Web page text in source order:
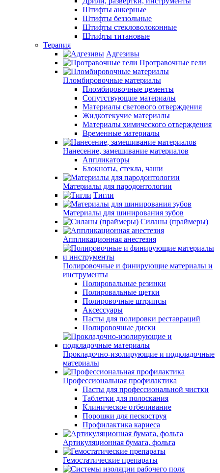
Штифты анкерные
Штифты беззольные
Штифты стекловолоконные
Штифты титановые
Терапия
Адгезивы
Протравочные гели
Пломбировочные материалы
Пломбировочные цементы
Сопутствующие материалы
Материалы светового отверждения
Жидкотекучие материалы
Материалы химического отверждения
Временные материалы
Нанесение, замешивание материалов
Аппликаторы
Блокноты, стекла, чаши
Материалы для пародонтологии
Тигли
Материалы для шинирования зубов
Силаны (праймеры)
Аппликационная анестезия
Полировочные и финирующие материалы и
инструменты
Полировальные резинки
Полировальные щетки
Полировочные штрипсы
Аксессуары
Пасты для полировки реставраций
Полировочные диски
Прокладочно-изолирующие и подкладочные
материалы
Профессиональная профилактика
Пасты для профессиональной чистки
Таблетки для полоскания
Клиническое отбеливание
Порошки для пескоструя
Профилактика кариеса
Артикуляционная бумага, фольга
Гемостатические препараты